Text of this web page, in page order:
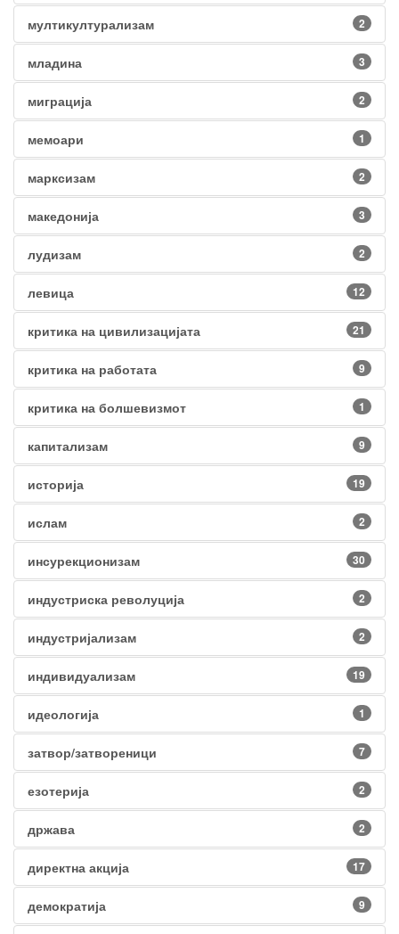
мултикултурализам 2
младина 3
миграција 2
мемоари 1
марксизам 2
македонија 3
лудизам 2
левица 12
критика на цивилизацијата 21
критика на работата 9
критика на болшевизмот 1
капитализам 9
историја 19
ислам 2
инсурекционизам 30
индустриска револуција 2
индустријализам 2
индивидуализам 19
идеологија 1
затвор/затвореници 7
езотерија 2
држава 2
директна акција 17
демократија 9